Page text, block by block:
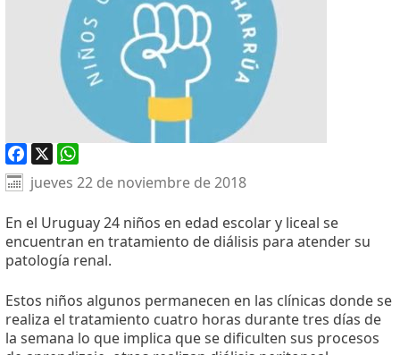
Facebook
X WhatsApp
jueves 22 de noviembre de 2018
En el Uruguay 24 niños en edad escolar y liceal se
encuentran en tratamiento de diálisis para atender su
patología renal.
Estos niños algunos permanecen en las clínicas donde se
realiza el tratamiento cuatro horas durante tres días de
la semana lo que implica que se dificulten sus procesos